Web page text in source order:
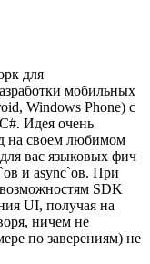
для
мобильных
Windows Phone) с
Идея очень
на своем любимом
вас языковых фич
и async`ов. При
SDK
UI, получая на
ничем не
по заверениям) не